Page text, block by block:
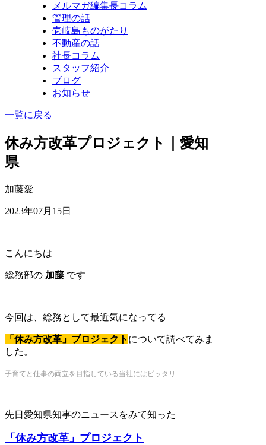
メルマガ編集長コラム
管理の話
壱岐島ものがたり
不動産の話
社長コラム
スタッフ紹介
ブログ
お知らせ
一覧に戻る
休み方改革プロジェクト｜愛知
県
加藤愛
2023年07月15日
こんにちは
総務部の 加藤 です
今回は、総務として最近気になってる
「休み方改革」プロジェクト について調べてみま
した。
子育てと仕事の両立を目指している当社にはピッタリ
先日愛知県知事のニュースをみて知った
「休み方改革」プロジェクト